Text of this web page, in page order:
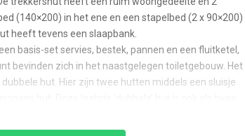
(140×200) in het ene en een stapelbed (2 x 90×200)
heeft tevens een slaapbank.
basis-set servies, bestek, pannen en een fluitketel,
bevinden zich in het naastgelegen toiletgebouw. Het
hut. Hier zijn twee hutten middels een sluisje